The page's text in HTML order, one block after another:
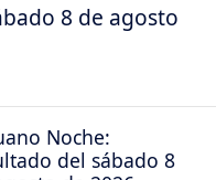
8 de agosto
Noche:
del sábado 8